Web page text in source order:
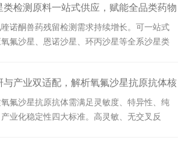
类检测原料一站式供应，赋能全品类药物
检测
喹诺酮兽药残留检测需求持续增长。可一站式
氟沙星、恩诺沙星、环丙沙星等全系沙星类
与产业双适配，解析氧氟沙星抗原抗体核
控标准
氟沙星抗原抗体需满足灵敏度、特异性、纯
产业化稳定性四大标准。高灵敏、无交叉反